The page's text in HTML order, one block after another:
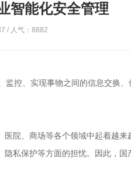
智能化安全管理
/ 人气：8882
控、实现事物之间的信息交换
院、商场等各个领域中起着越
私保护等方面的担忧。因此，国